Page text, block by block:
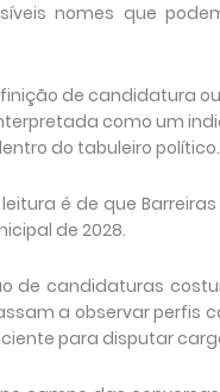
nomes que
de candidatura
como um
do tabuleiro político.
é de que
de 2028.
de candidaturas
a observar perfis
para disputar